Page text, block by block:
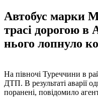
Автобус марки
трасі дорогою в
нього лопнуло
На півночі Туреччини в
ДТП. В результаті аварії
поранені, повідомило